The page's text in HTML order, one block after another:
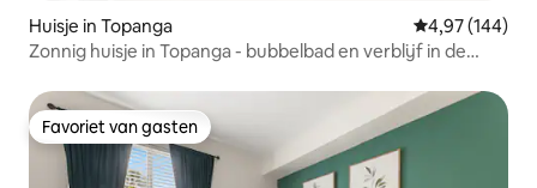
Huisje in Topanga Gemiddelde
4,97 (144)
Zonnig huisje in Topanga - bubbelbad en verblijf in de
Favoriet van gasten
Favoriet van gasten